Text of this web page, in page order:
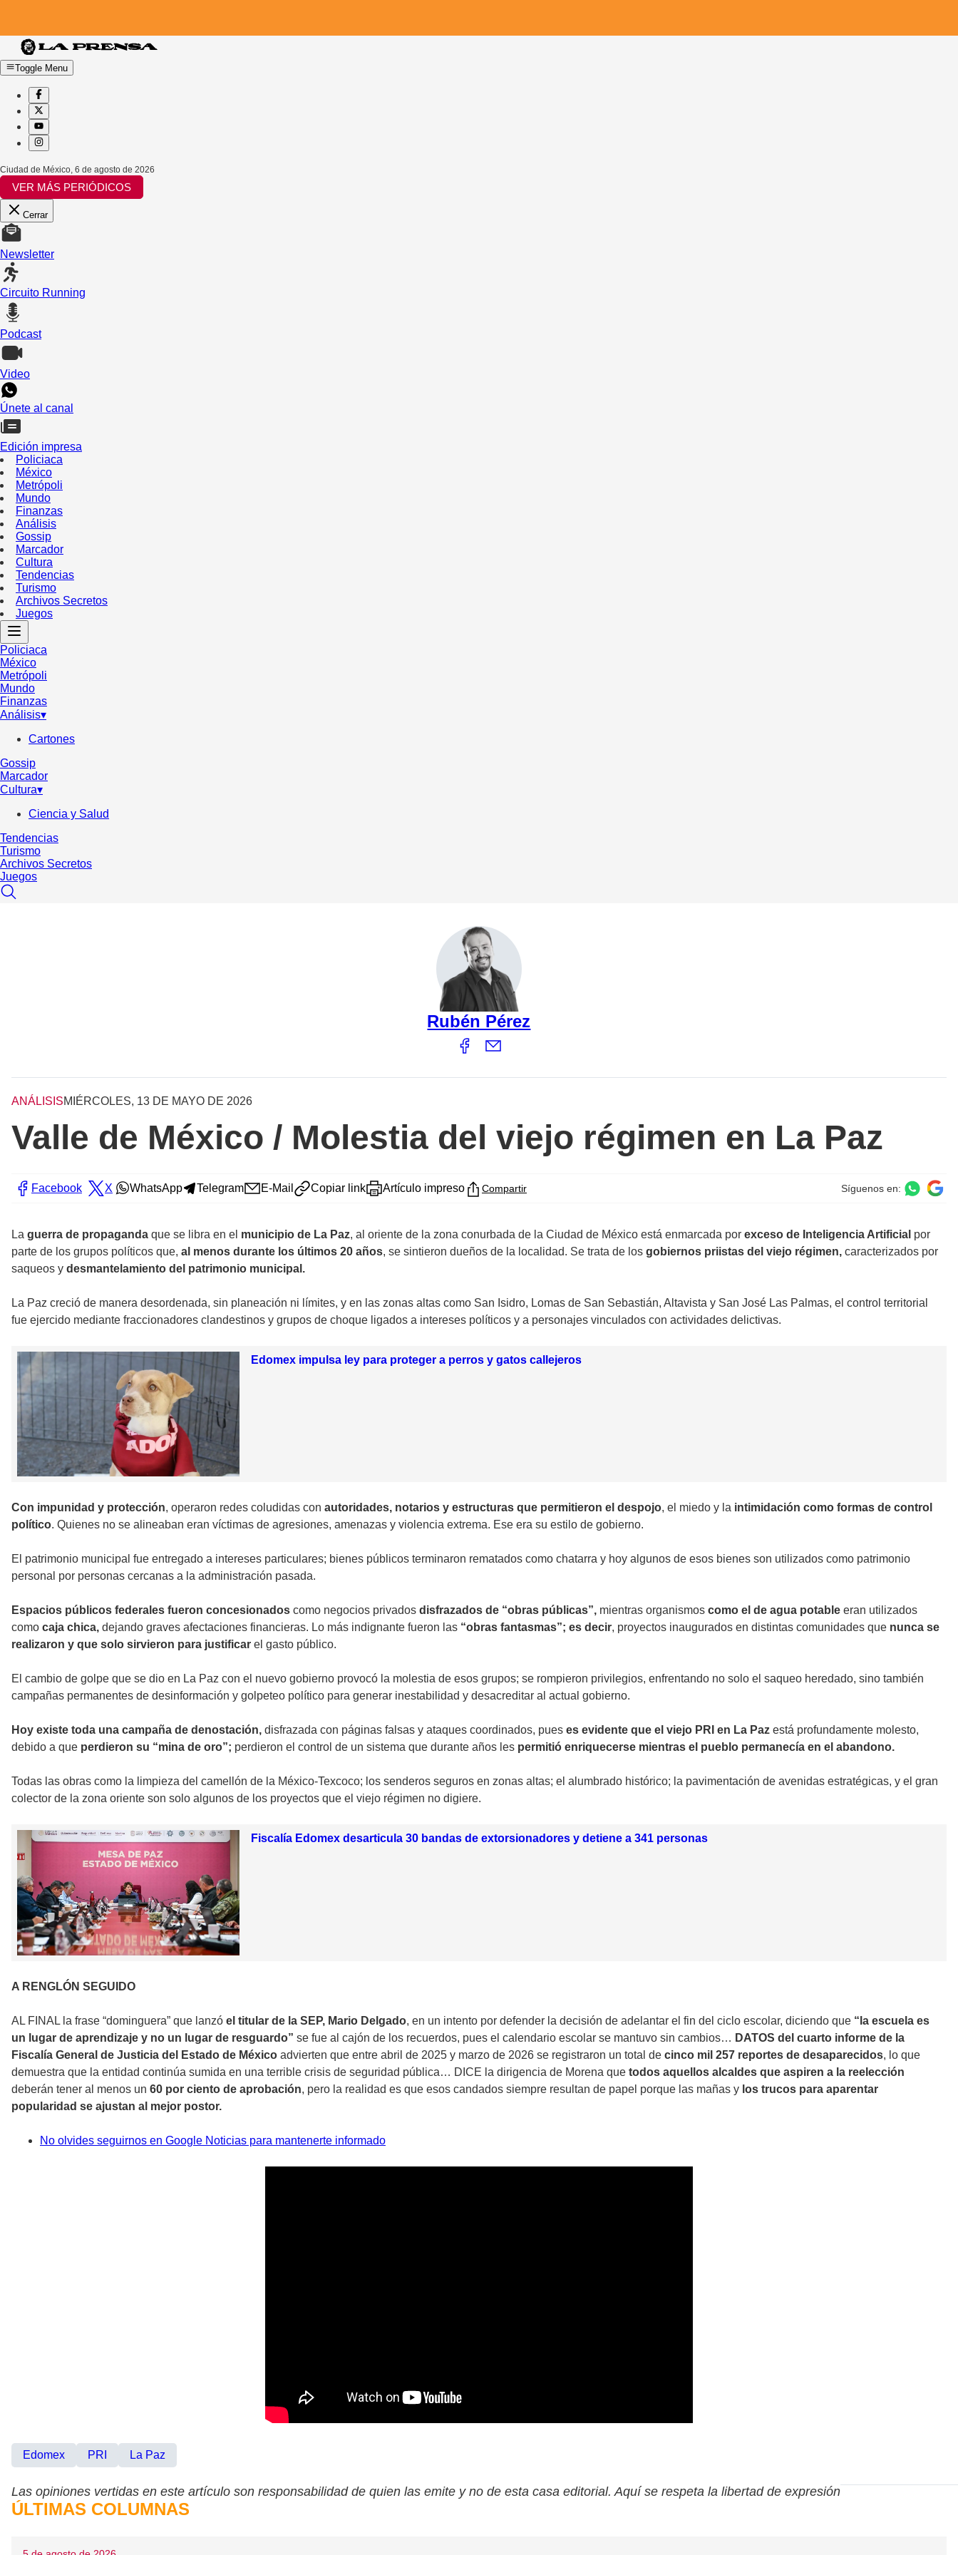
Toggle Menu
Ciudad de México 6 de agosto de 2026
VER MÁS PERIÓDICOS
Cerrar
Newsletter
Circuito Running
Podcast
Video
Únete al canal
Edición impresa
Policiaca
México
Metrópoli
Mundo
Finanzas
Análisis
Gossip
Marcador
Cultura
Tendencias
Turismo
Archivos Secretos
Juegos
Policiaca
México
Metrópoli
Mundo
Finanzas
Análisis▾
Cartones
Gossip
Marcador
Cultura▾
Ciencia y Salud
Tendencias
Turismo
Archivos Secretos
Juegos
Rubén Pérez
ANÁLISISMIÉRCOLES, 13 DE MAYO DE 2026
Valle de México / Molestia del viejo régimen en La Paz
Facebook X WhatsApp Telegram E-Mail Copiar link Artículo impreso Compartir Síguenos en:
La guerra de propaganda que se libra en el municipio de La Paz, al oriente de la zona conurbada de la Ciudad de México está enmarcada por exceso de Inteligencia Artificial por
parte de los grupos políticos que, al menos durante los últimos 20 años, se sintieron dueños de la localidad. Se trata de los gobiernos priistas del viejo régimen, caracterizados por
saqueos y desmantelamiento del patrimonio municipal.
La Paz creció de manera desordenada, sin planeación ni límites, y en las zonas altas como San Isidro, Lomas de San Sebastián, Altavista y San José Las Palmas, el control territorial
fue ejercido mediante fraccionadores clandestinos y grupos de choque ligados a intereses políticos y a personajes vinculados con actividades delictivas.
Edomex impulsa ley para proteger a perros y gatos callejeros
Con impunidad y protección, operaron redes coludidas con autoridades, notarios y estructuras que permitieron el despojo, el miedo y la intimidación como formas de control
político. Quienes no se alineaban eran víctimas de agresiones, amenazas y violencia extrema. Ese era su estilo de gobierno.
El patrimonio municipal fue entregado a intereses particulares; bienes públicos terminaron rematados como chatarra y hoy algunos de esos bienes son utilizados como patrimonio
personal por personas cercanas a la administración pasada.
Espacios públicos federales fueron concesionados como negocios privados disfrazados de “obras públicas”, mientras organismos como el de agua potable eran utilizados
como caja chica, dejando graves afectaciones financieras. Lo más indignante fueron las “obras fantasmas”; es decir, proyectos inaugurados en distintas comunidades que nunca se
realizaron y que solo sirvieron para justificar el gasto público.
El cambio de golpe que se dio en La Paz con el nuevo gobierno provocó la molestia de esos grupos; se rompieron privilegios, enfrentando no solo el saqueo heredado, sino también
campañas permanentes de desinformación y golpeteo político para generar inestabilidad y desacreditar al actual gobierno.
Hoy existe toda una campaña de denostación, disfrazada con páginas falsas y ataques coordinados, pues es evidente que el viejo PRI en La Paz está profundamente molesto,
debido a que perdieron su “mina de oro”; perdieron el control de un sistema que durante años les permitió enriquecerse mientras el pueblo permanecía en el abandono.
Todas las obras como la limpieza del camellón de la México-Texcoco; los senderos seguros en zonas altas; el alumbrado histórico; la pavimentación de avenidas estratégicas, y el gran
colector de la zona oriente son solo algunos de los proyectos que el viejo régimen no digiere.
Fiscalía Edomex desarticula 30 bandas de extorsionadores y detiene a 341 personas
A RENGLÓN SEGUIDO
AL FINAL la frase “dominguera” que lanzó el titular de la SEP, Mario Delgado, en un intento por defender la decisión de adelantar el fin del ciclo escolar, diciendo que “la escuela es
un lugar de aprendizaje y no un lugar de resguardo” se fue al cajón de los recuerdos, pues el calendario escolar se mantuvo sin cambios… DATOS del cuarto informe de la
Fiscalía General de Justicia del Estado de México advierten que entre abril de 2025 y marzo de 2026 se registraron un total de cinco mil 257 reportes de desaparecidos, lo que
demuestra que la entidad continúa sumida en una terrible crisis de seguridad pública… DICE la dirigencia de Morena que todos aquellos alcaldes que aspiren a la reelección
deberán tener al menos un 60 por ciento de aprobación, pero la realidad es que esos candados siempre resultan de papel porque las mañas y los trucos para aparentar
popularidad se ajustan al mejor postor.
No olvides seguirnos en Google Noticias para mantenerte informado
Edomex PRI La Paz
Las opiniones vertidas en este artículo son responsabilidad de quien las emite y no de esta casa editorial. Aquí se respeta la libertad de expresión
ÚLTIMAS COLUMNAS